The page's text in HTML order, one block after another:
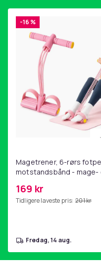
Kabellengde: 180 cm
Lysfarger: RGB
Lysmoduser: 13
Strømforsyning: USB
Inkludert: 1
Farge
Black
Vekt, gram
-16 %
Magetrener, 6-rørs
motstandsbånd - mage-
hjemmegymnastikk Pink
169 kr
Tidligere laveste pris: 201 kr
fredag, 14 aug.